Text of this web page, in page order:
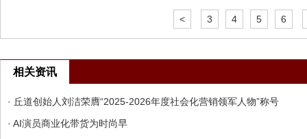
< 3 4 5 6
相关资讯
· 丘道创始人刘洁荣膺“2025-2026年度社会化营销领军人物”称号
· AI演员商业化带货为时尚早